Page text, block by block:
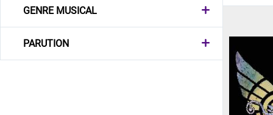
GENRE MUSICAL
PARUTION